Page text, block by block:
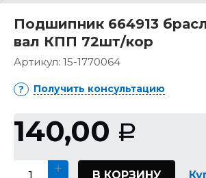
Подшипник 664913
вал КПП 72шт/кор
Артикул: 15-1770064
Получить консультацию
140,00 Р
В КОРЗИНУ